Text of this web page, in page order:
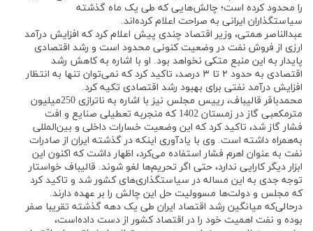
را محدود کرده است؛ چالش‌هایی که طی یک ماه گذشته
سیاستگذاران ایرانی به صراحت اعلام کرده‌اند.
عبدالناصر همتی، وزیر اقتصاد چندی پیش اعلام کرد که افزایش درآمد
ارزی از فروش نفت در وضعیت کنونی محدود است و رشد اقتصادی
پایدار به این منبع متکی نخواهد بود. او با اشاره به کاهش رشد
اقتصادی به حدود ۲ تا ۳ درصد، تاکید کرد که نمی‌توان تنها به انتظار
افزایش درآمد نفتی برای بهبود رشد اقتصادی تکیه کرد.
محمدباقر قالیباف، رییس مجلس نیز با اشاره به ناترازی 250‌میلیون
مترمکعبی گاز در زمستان 1402 که منجربه تعطیلی صنایع و افت
فشار گاز شد، تاکید کرد که این وضعیت خسارات داخلی و بین‌المللی
به‌همراه داشته است. وی با یادآوری اینکه در گذشته ایران از صادرات
نفت به عنوان اهرم فشار استفاده می‌کرد، اظهار داشت که اکنون این
ابزار دیگر کارایی ندارد، حتی اگر تحریم‌ها لغو شوند. قالیباف خواستار
توجه جدی به این مساله در سیاستگذاری‌های کشور شد و تاکید کرد
که مجلس و دولت‌ها مسوولیت حل این چالش را بر عهده دارند.
درحالی‌که میانگین رشد اقتصاد ایران طی یک دهه گذشته تقریبا صفر
بوده و نفت اهمیت خود را در اقتصاد کشور از دست داده‌است،